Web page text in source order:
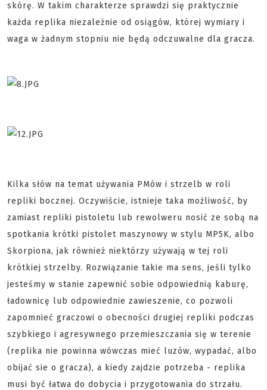
skórę. W takim charakterze sprawdzi się praktycznie
każda replika niezależnie od osiągów, której wymiary i
waga w żadnym stopniu nie będą odczuwalne dla gracza.
Kilka słów na temat używania PMów i strzelb w roli
repliki bocznej. Oczywiście, istnieje taka możliwość, by
zamiast repliki pistoletu lub rewolweru nosić ze sobą na
spotkania krótki pistolet maszynowy w stylu MP5K, albo
Skorpiona, jak również niektórzy używają w tej roli
krótkiej strzelby. Rozwiązanie takie ma sens, jeśli tylko
jesteśmy w stanie zapewnić sobie odpowiednią kaburę,
ładownicę lub odpowiednie zawieszenie, co pozwoli
zapomnieć graczowi o obecności drugiej repliki podczas
szybkiego i agresywnego przemieszczania się w terenie
(replika nie powinna wówczas mieć luzów, wypadać, albo
obijać sie o gracza), a kiedy zajdzie potrzeba - replika
musi być łatwa do dobycia i przygotowania do strzału.